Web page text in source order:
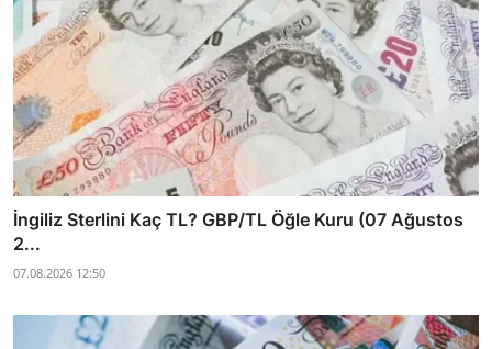
İngiliz Sterlini Kaç TL? GBP/TL Öğle Kuru (07 Ağustos
2...
07.08.2026 12:50